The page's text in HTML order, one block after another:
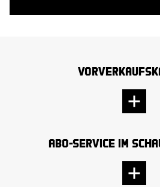
Abo-Service im